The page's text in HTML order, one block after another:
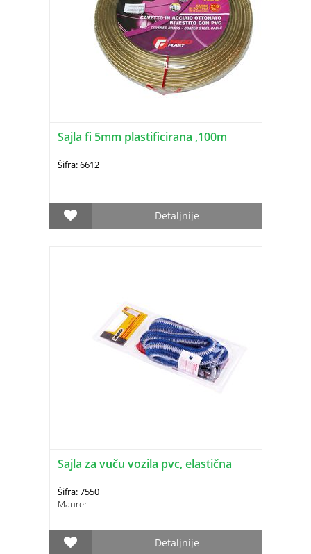
Sajla fi 5mm plastificirana ,100m
Šifra: 6612
Detaljnije
Sajla za vuču vozila pvc, elastična
Šifra: 7550
Maurer
Detaljnije